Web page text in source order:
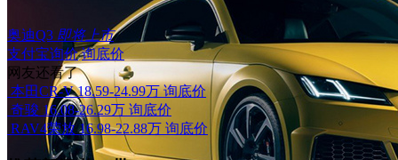
奥迪Q3 即将上市
支付宝询价 询底价
网友还看了
本田CR-V 18.59-24.99万 询底价
奇骏 16.08-26.29万 询底价
RAV4荣放 16.98-22.88万 询底价